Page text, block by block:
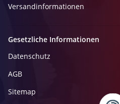
Versandinformationen
Gesetzliche Informationen
Datenschutz
AGB
Sitemap